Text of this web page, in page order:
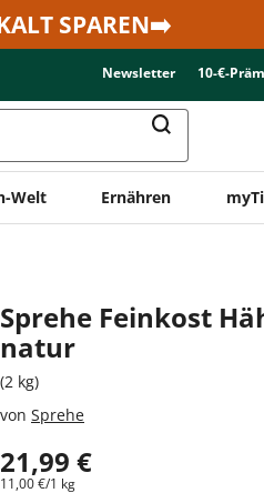
SPAREN➡️
Newsletter 10-€-
Welt Ernähren
Sprehe Feinkost
natur
(2 kg)
von Sprehe
21,99 €
11,00 €/1 kg